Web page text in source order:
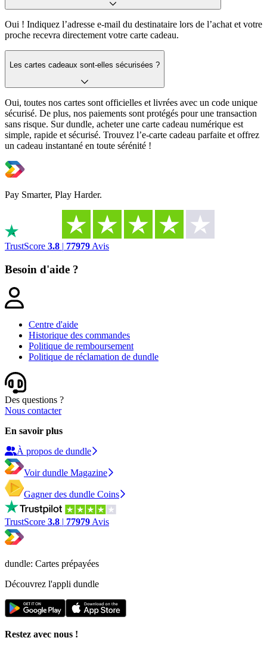
Oui ! Indiquez l’adresse e-mail du destinataire lors de l’achat et votre
proche recevra directement votre carte cadeau.
Les cartes cadeaux sont-elles sécurisées ?
Oui, toutes nos cartes sont officielles et livrées avec un code unique
sécurisé. De plus, nos paiements sont protégés pour une transaction
sans risque. Sur dundle, acheter une carte cadeau numérique est
simple, rapide et sécurisé. Trouvez l’e-carte cadeau parfaite et offrez
un cadeau instantané en toute sérénité !
Pay Smarter, Play Harder.
TrustScore 3.8 | 77979 Avis
Besoin d'aide ?
Centre d'aide
Historique des commandes
Politique de remboursement
Politique de réclamation de dundle
Des questions ?
Nous contacter
En savoir plus
À propos de dundle
Voir dundle Magazine
Gagner des dundle Coins
TrustScore 3.8 77979Avis
dundle: Cartes prépayées
Découvrez l'appli dundle
Restez avec nous !